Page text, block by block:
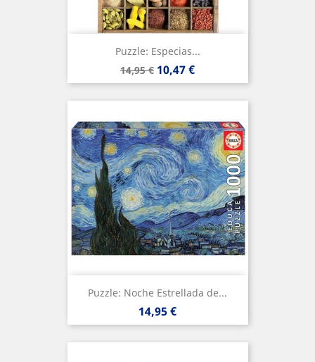
Puzzle: Especias...
Precio
base
14,95 € Precio
10,47 €
Puzzle: Noche Estrellada de...
Precio
14,95 €